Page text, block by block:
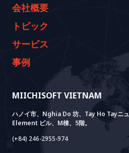
MIICHISOFT VIETNAM
ハノイ市、Nghia Do 坊、Tay Ho Tayニ
Element ビル、M棟、5階。
(+84) 246-2955-974
会社概要
会社概要
代表のメッセージ
沿革
価値観
トピック
イベント & ウェビナー
資料室
ニュース
FAQ
サービス
AI CO-CREATION
AI PoC開発
Core Lab
System Lab
Power Lab
Cloud Lab
AI+ SOLUTIONS
AI+ Products
Meet AI+
AI+ Package
VIETNAM BRIDGE
BOTモデル
法人設立支援
事例
実績
お客様の声